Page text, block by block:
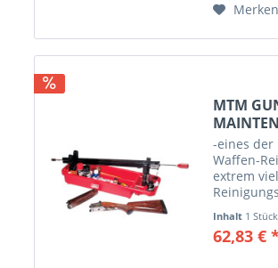
Merken
MTM
##RMC-
-eines der
Waffen-
extrem
der Waffe
extrem
Inhalt 1 Stück
62,83 €